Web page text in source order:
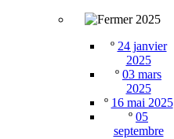
2025
º 24 janvier
2025
º 03 mars
2025
º 16 mai 2025
º 05
septembre